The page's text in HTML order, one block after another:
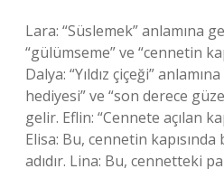
Lara: “Süslemek” anlamına
“gülümseme” ve “cennetin
Dalya: “Yıldız çiçeği”
hediyesi” ve “son derece
gelir. Eflin: “Cennete açılan
Elisa: Bu, cennetin
adıdır. Lina: Bu, cennetteki